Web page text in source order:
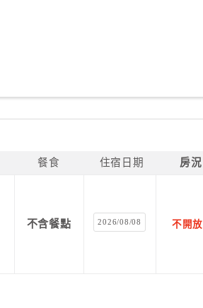
餐食 住宿日期 房況
不含餐點 2026/08/08 不開放